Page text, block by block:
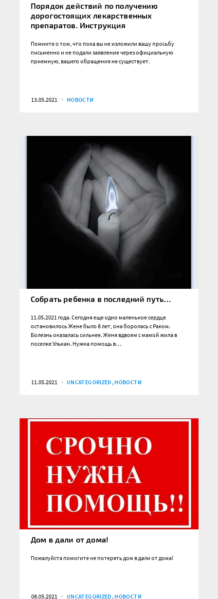
Порядок действий по получению
дорогостоящих лекарственных
препаратов. Инструкция
Помните о том, что пока вы не изложили вашу просьбу
письменно и не подали заявление через официальную
приемную, вашего обращения не существует.
13.05.2021 НОВОСТИ
Собрать ребенка в последний путь…
11.05.2021 года. Сегодня еще одно маленькое сердце
остановилось Жене было 8 лет, она боролась с Раком.
Болезнь оказалась сильнее. Женя вдвоем с мамой жила в
поселке Улькан. Нужна помощь в…
11.05.2021 UNCATEGORIZED, НОВОСТИ
Дом в дали от дома!
Пожалуйста помогите не потерять дом в дали от дома!
08.05.2021 UNCATEGORIZED, НОВОСТИ